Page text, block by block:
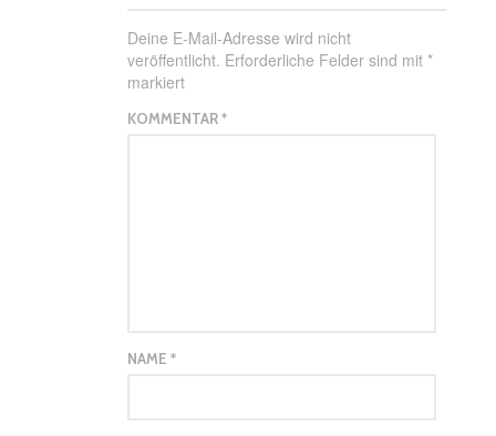
Deine E-Mail-Adresse wird nicht
veröffentlicht. Erforderliche Felder sind mit*
markiert
KOMMENTAR*
NAME*